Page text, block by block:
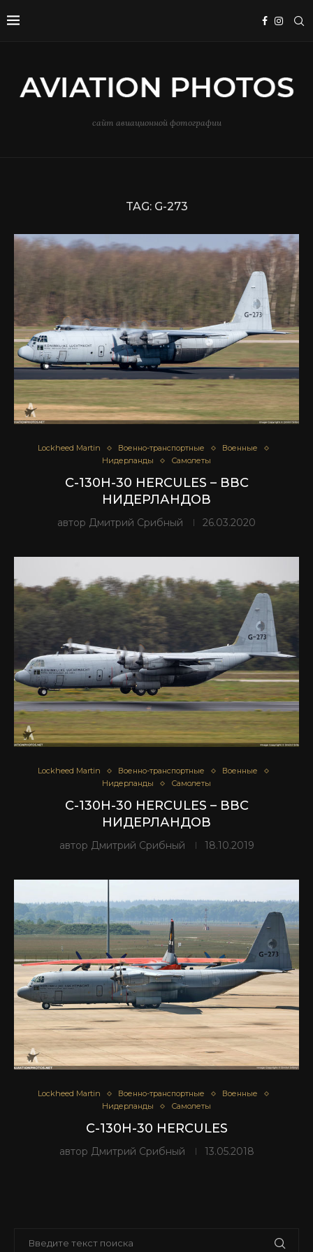
сайт авиационной фотографии
TAG: G-273
Lockheed Martin Военно-транспортные
Военные
Нидерланды
Самолеты
C-130H-30 HERCULES – ВВС
НИДЕРЛАНДОВ
автор Дмитрий Срибный 26.03.2020
Lockheed Martin Военно-транспортные
Военные
Нидерланды
Самолеты
C-130H-30 HERCULES – ВВС
НИДЕРЛАНДОВ
автор Дмитрий Срибный 18.10.2019
Lockheed Martin Военно-транспортные
Военные
Нидерланды
Самолеты
C-130H-30 HERCULES
автор Дмитрий Срибный 13.05.2018